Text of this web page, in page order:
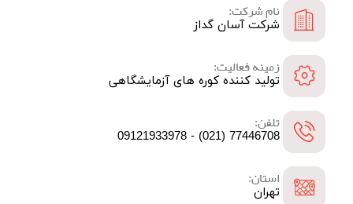
نام شرکت:
شرکت آسان گداز
زمینه فعالیت:
تولید کننده کوره های آزمایشگاهی
تلفن:
77446708 (021) - 09121933978
استان:
تهران